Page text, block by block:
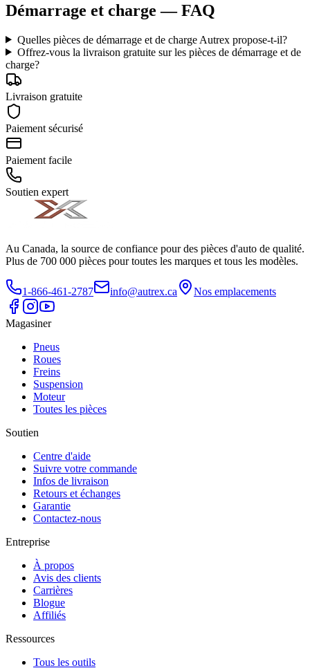
Démarrage et charge — FAQ
Quelles pièces de démarrage et de charge Autrex propose-t-il?
Offrez-vous la livraison gratuite sur les pièces de démarrage et de
charge?
Livraison gratuite
Paiement sécurisé
Paiement facile
Soutien expert
Au Canada, la source de confiance pour des pièces d'auto de qualité.
Plus de 700 000 pièces pour toutes les marques et tous les modèles.
1-866-461-2787 info@autrex.ca Nos emplacements
Magasiner
Pneus
Roues
Freins
Suspension
Moteur
Toutes les pièces
Soutien
Centre d'aide
Suivre votre commande
Infos de livraison
Retours et échanges
Garantie
Contactez-nous
Entreprise
À propos
Avis des clients
Carrières
Blogue
Affiliés
Ressources
Tous les outils